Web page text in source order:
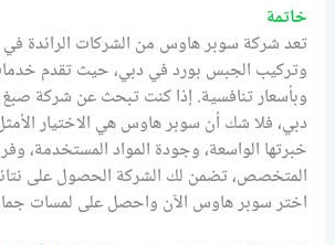
خاتمة
تعد شركة سوبر هاوس من الشركات الرائدة في
وتركيب الجبس بورد في دبي، حيث تقدم
وبأسعار تنافسية. إذا كنت تبحث عن شركة
دبي، فلا شك أن سوبر هاوس هي الاختيار
خبرتها الواسعة، وجودة المواد المستخدمة،
المتخصص، تضمن لك الشركة الحصول على
اختر سوبر هاوس الآن واحصل على لمسات